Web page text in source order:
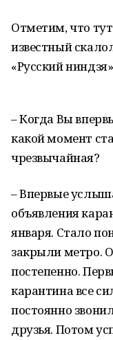
Отметим, что
известный
«Русский
– Когда Вы
какой момент
чрезвычайная?
– Впервые
объявления
января. Стало
закрыли метро.
постепенно.
карантина все
постоянно
друзья. Потом